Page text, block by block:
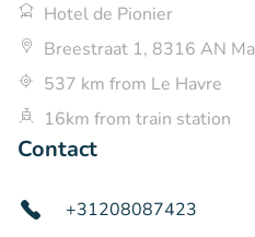
Hotel de Pionier
Breestraat 1, 8316 AN
537 km from Le Havre
16km from train station
Contact
+31208087423